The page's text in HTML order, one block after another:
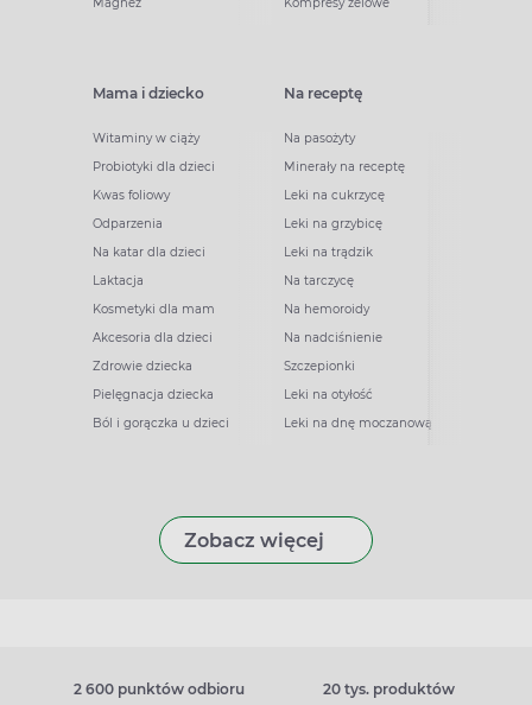
Mama i dziecko
Witaminy w ciąży
Probiotyki dla dzieci
Kwas foliowy
Odparzenia
Na katar dla dzieci
Laktacja
Kosmetyki dla mam
Akcesoria dla dzieci
Zdrowie dziecka
Pielęgnacja dziecka
Ból i gorączka u dzieci
Na receptę
Na pasożyty
Minerały na receptę
Leki na cukrzycę
Leki na grzybicę
Leki na trądzik
Na tarczycę
Na hemoroidy
Na nadciśnienie
Szczepionki
Leki na otyłość
Leki na dnę moczanową
Zobacz więcej
2 600 punktów odbioru 20 tys. produktów